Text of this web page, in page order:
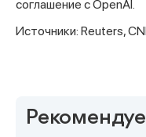
соглашение с OpenAI.
Источники: Reuters,
Наши